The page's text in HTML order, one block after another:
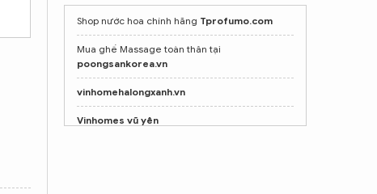
Shop nước hoa chính hãng Tprofumo.com
Mua ghế Massage toàn thân tại
poongsankorea.vn
vinhomehalongxanh.vn
Vinhomes vũ yên